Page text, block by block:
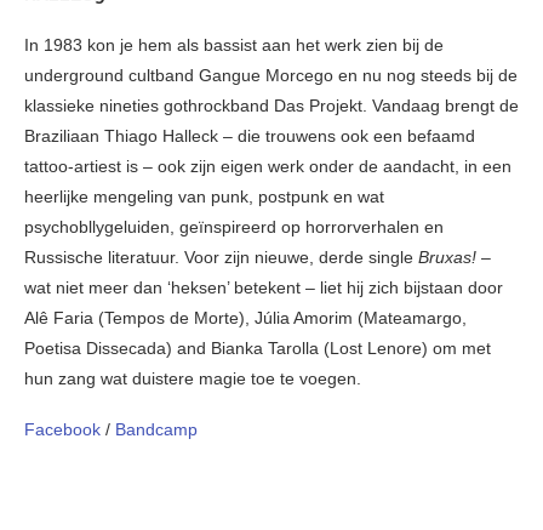
In 1983 kon je hem als bassist aan het werk zien bij de
underground cultband Gangue Morcego en nu nog steeds bij de
klassieke nineties gothrockband Das Projekt. Vandaag brengt de
Braziliaan Thiago Halleck – die trouwens ook een befaamd
tattoo-artiest is – ook zijn eigen werk onder de aandacht, in een
heerlijke mengeling van punk, postpunk en wat
psychobllygeluiden, geïnspireerd op horrorverhalen en
Russische literatuur. Voor zijn nieuwe, derde single Bruxas! –
wat niet meer dan ‘heksen’ betekent – liet hij zich bijstaan door
Alê Faria (Tempos de Morte), Júlia Amorim (Mateamargo,
Poetisa Dissecada) and Bianka Tarolla (Lost Lenore) om met
hun zang wat duistere magie toe te voegen.
Facebook / Bandcamp